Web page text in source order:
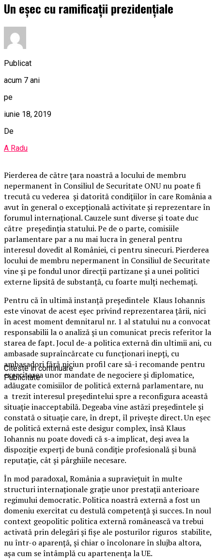
Un eșec cu ramificații prezidențiale
Publicat
acum 7 ani
pe
iunie 18, 2019
De
A Radu
Pierderea de către ţara noastră a locului de membru
nepermanent în Consiliul de Securitate ONU nu poate fi
trecută cu vederea și datorită condițiilor în care România a
avut în general o excepțională activitate și reprezentare în
forumul internațional. Cauzele sunt diverse și toate duc
către președinția statului. Pe de o parte, comisiile
parlamentare par a nu mai lucra în general pentru
interesul dovedit al României, ci pentru sinecuri. Pierderea
locului de membru nepermanent în Consiliul de Securitate
vine și pe fondul unor direcții partizane și a unei politici
externe lipsită de substanță, cu foarte mulți nechemați.
Pentru că în ultimă instanță președintele Klaus Iohannis
este vinovat de acest eșec privind reprezentarea țării, nici
în acest moment demnitarul nr. 1 al statului nu a convocat
responsabilii la o analiză și un comunicat precis referitor la
starea de fapt. Jocul de-a politica externă din ultimii ani, cu
ambasade supraîncărcate cu funcționari inepți, cu
ambasadori fără niciun profil care să-i recomande pentru
exercitarea unor mandate de negociere și diplomatice,
adăugate comisiilor de politică externă parlamentare, nu
a trezit interesul președintelui spre a reconfigura această
situație inacceptabilă. Degeaba vine astăzi președintele și
constată o situație care, în drept, îl privește direct. Un eșec
de politică externă este desigur complex, însă Klaus
Iohannis nu poate dovedi că s-a implicat, deși avea la
dispoziție experți de bună condiție profesională și bună
reputație, cât și pârghiile necesare.
În mod paradoxal, România a supraviețuit în multe
structuri internaționale grație unor prestații anterioare
regimului democratic. Politica noastră externă a fost un
domeniu exercitat cu destulă competență și succes. In noul
context geopolitic politica externă românească va trebui
activată prin delegări și fișe ale posturilor riguros stabilite,
nu într-o aparență, și chiar o încolonare în slujba altora,
așa cum se întâmplă cu apartenența la UE.
Citeste in continuare
Publicitate